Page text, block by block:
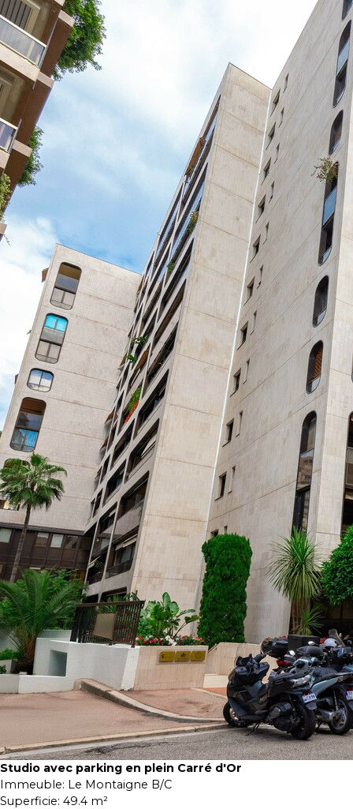
Studio avec parking en plein Carré d'Or
Immeuble: Le Montaigne B/C
Superficie: 49.4 m²